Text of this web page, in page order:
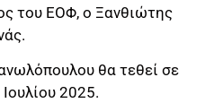
του ΕΟΦ, ο Ξανθιώτης
θα τεθεί σε
2025.